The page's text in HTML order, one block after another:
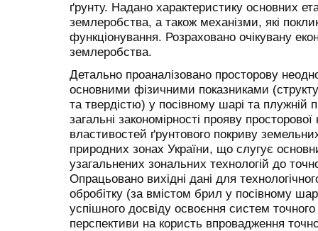
ґрунту. Надано характеристику основних
землеробства, а також механізми, які
функціонування. Розраховано очікувану
землеробства.
Детально проаналізовано просторову
основними фізичними показниками
та твердістю) у посівному шарі та плужній
загальні закономірності прояву
властивостей ґрунтового покриву
природних зонах України, що слугує
узагальнених зональних технологій до
Опрацьовано вихідні дані для
обробітку (за вмістом брил у посівному
успішного досвіду освоєння систем
перспективи на користь впровадження